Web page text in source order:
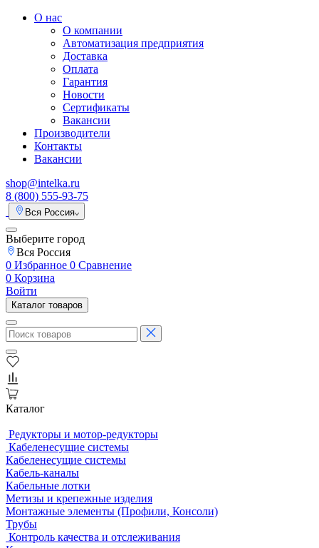
О нас
О компании
Автоматизация предприятия
Доставка
Оплата
Гарантия
Новости
Сертификаты
Вакансии
Производители
Контакты
Вакансии
shop@intelka.ru
8 (800) 555-93-75
Вся Россия
Выберите город
Вся Россия
0 Избранное 0 Сравнение
0 Корзина
Войти
Каталог товаров
Каталог
Редукторы и мотор-редукторы
Кабеленесущие системы
Кабеленесущие системы
Кабель-каналы
Кабельные лотки
Метизы и крепежные изделия
Монтажные элементы (Профили, Консоли)
Трубы
Контроль качества и отслеживания